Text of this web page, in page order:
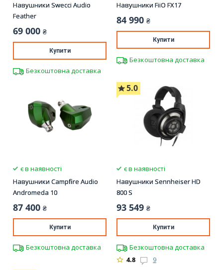
Навушники Swecci Audio
Feather
69 000 ₴
Купити
Безкоштовна доставка
Навушники FiiO FX17
84 990 ₴
Купити
Безкоштовна доставка
є в наявності
Навушники Campfire Audio
Andromeda 10
87 400 ₴
Купити
Безкоштовна доставка
5.0
є в наявності
Навушники Sennheiser HD
800 S
93 549 ₴
Купити
Безкоштовна доставка
4.8
9